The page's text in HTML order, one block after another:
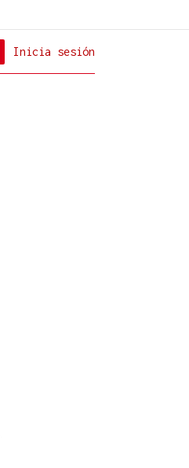
Inicia sesión